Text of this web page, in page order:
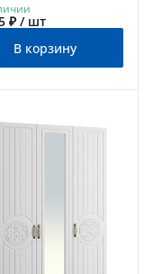
₽ / шт
В корзину